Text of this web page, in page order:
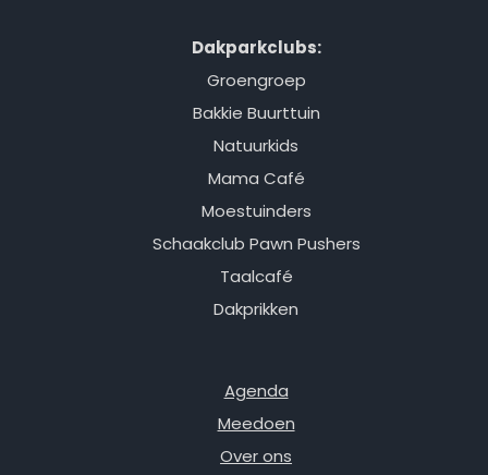
Dakparkclubs:
Groengroep
Bakkie Buurttuin
Natuurkids
Mama Café
Moestuinders
Schaakclub Pawn Pushers
Taalcafé
Dakprikken
Agenda
Meedoen
Over ons